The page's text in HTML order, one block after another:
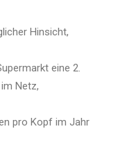
Hinsicht,
eine 2.
Netz,
pro Kopf im Jahr